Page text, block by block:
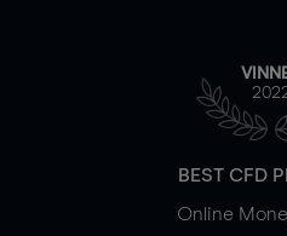
BEST CFD
Online